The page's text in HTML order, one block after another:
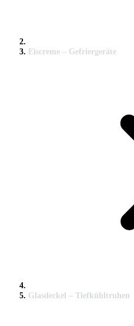
Eiscreme – Gefriergeräte
Glasdeckel – Tiefkühltruhen